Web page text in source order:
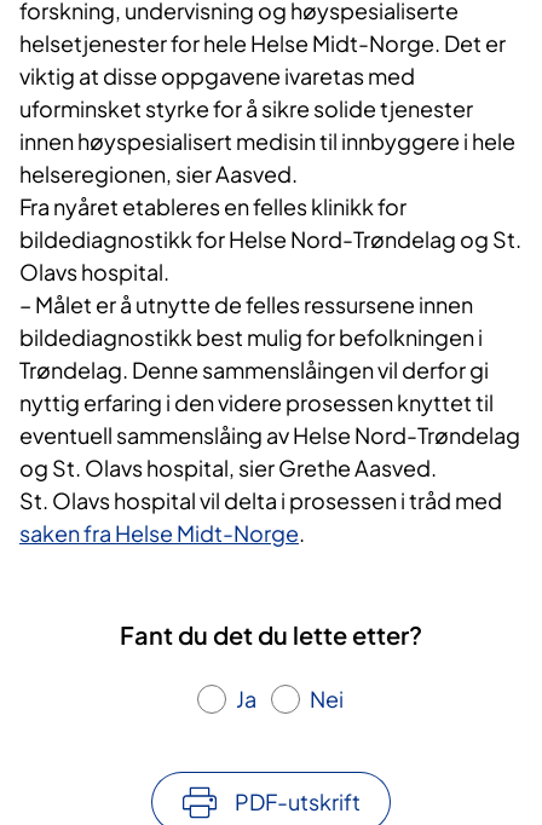
forskning, undervisning og høyspesialiserte
helsetjenester for hele Helse Midt-Norge. Det er
viktig at disse oppgavene ivaretas med
uforminsket styrke for å sikre solide tjenester
innen høyspesialisert medisin til innbyggere i hele
helseregionen, sier Aasved.
Fra nyåret etableres en felles klinikk for
bildediagnostikk for Helse Nord-Trøndelag og St.
Olavs hospital.
– Målet er å utnytte de felles ressursene innen
bildediagnostikk best mulig for befolkningen i
Trøndelag. Denne sammenslåingen vil derfor gi
nyttig erfaring i den videre prosessen knyttet til
eventuell sammenslåing av Helse Nord-Trøndelag
og St. Olavs hospital, sier Grethe Aasved.
St. Olavs hospital vil delta i prosessen i tråd med
saken fra Helse Midt-Norge.
Fant du det du lette etter?
Ja Nei
PDF-utskrift